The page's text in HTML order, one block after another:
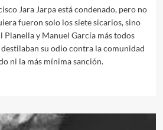
Jara Jarpa está condenado, pero no
fueron solo los siete sicarios, sino
Planella y Manuel García más todos
su odio contra la comunidad
ni la más mínima sanción.